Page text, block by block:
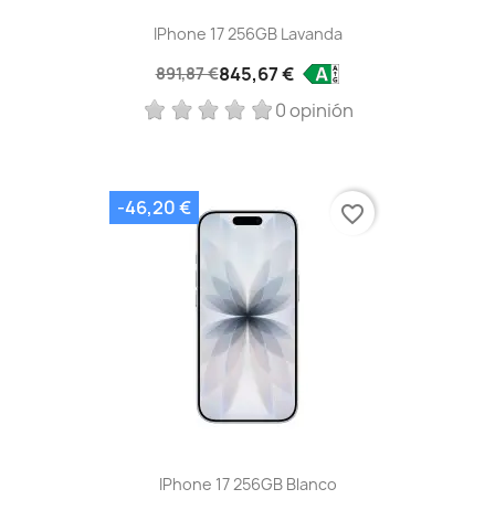
IPhone 17 256GB Lavanda
891,87 €845,67 €
0 opinión
IPhone 17 256GB Blanco
-46,20 € favorite_border